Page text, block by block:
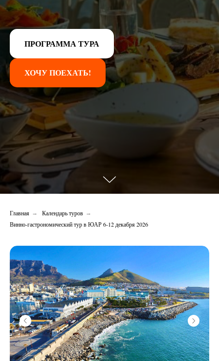
ПРОГРАММА ТУРА
ХОЧУ ПОЕХАТЬ!
Главная → Календарь туров →
Винно-гастрономический тур в ЮАР 6-12 декабря 2026